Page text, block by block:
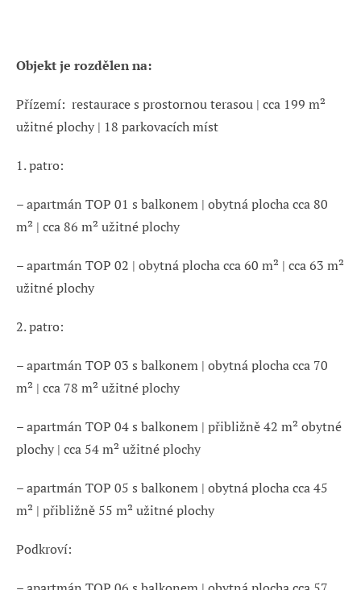
Objekt je rozdělen na:
Přízemí: restaurace s prostornou terasou | cca 199 m²
užitné plochy | 18 parkovacích míst
1. patro:
– apartmán TOP 01 s balkonem | obytná plocha cca 80
m² | cca 86 m² užitné plochy
– apartmán TOP 02 | obytná plocha cca 60 m² | cca 63 m²
užitné plochy
2. patro:
– apartmán TOP 03 s balkonem | obytná plocha cca 70
m² | cca 78 m² užitné plochy
– apartmán TOP 04 s balkonem | přibližně 42 m² obytné
plochy | cca 54 m² užitné plochy
– apartmán TOP 05 s balkonem | obytná plocha cca 45
m² | přibližně 55 m² užitné plochy
Podkroví: